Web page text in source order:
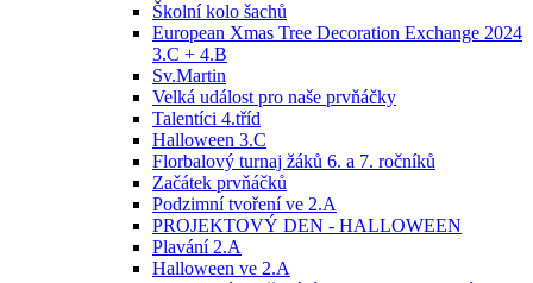
Školní kolo šachů
European Xmas Tree Decoration Exchange 2024
3.C + 4.B
Sv.Martin
Velká událost pro naše prvňáčky
Talentíci 4.tříd
Halloween 3.C
Florbalový turnaj žáků 6. a 7. ročníků
Začátek prvňáčků
Podzimní tvoření ve 2.A
PROJEKTOVÝ DEN - HALLOWEEN
Plavání 2.A
Halloween ve 2.A